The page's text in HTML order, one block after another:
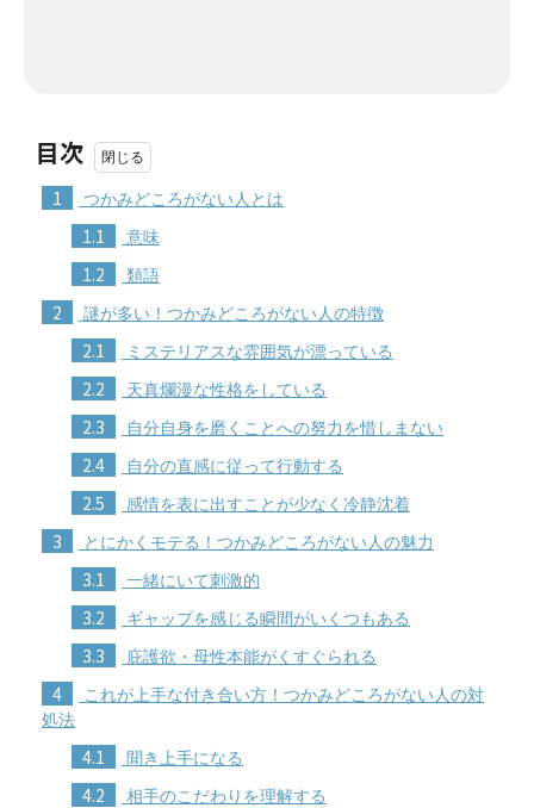
目次
1 つかみどころがない人とは
1.1 意味
1.2 類語
2 謎が多い！つかみどころがない人の特徴
2.1 ミステリアスな雰囲気が漂っている
2.2 天真爛漫な性格をしている
2.3 自分自身を磨くことへの努力を惜しまない
2.4 自分の直感に従って行動する
2.5 感情を表に出すことが少なく冷静沈着
3 とにかくモテる！つかみどころがない人の魅力
3.1 一緒にいて刺激的
3.2 ギャップを感じる瞬間がいくつもある
3.3 庇護欲・母性本能がくすぐられる
4
これが上手な付き合い方！つかみどころがない人の対
処法
4.1 聞き上手になる
4.2 相手のこだわりを理解する